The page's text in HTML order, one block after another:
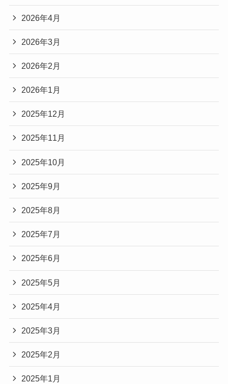
2026年4月
2026年3月
2026年2月
2026年1月
2025年12月
2025年11月
2025年10月
2025年9月
2025年8月
2025年7月
2025年6月
2025年5月
2025年4月
2025年3月
2025年2月
2025年1月